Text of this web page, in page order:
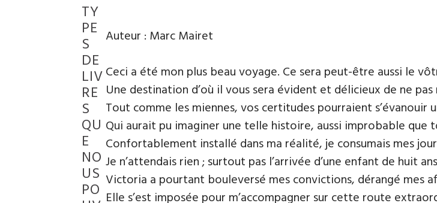
Auteur : Marc Mairet
Ceci a été mon plus beau voyage. Ce sera peut-être aussi le
Une destination d’où il vous sera évident et délicieux de ne
Tout comme les miennes, vos certitudes pourraient
Qui aurait pu imaginer une telle histoire, aussi improbable que
Confortablement installé dans ma réalité, je consumais mes
Je n’attendais rien ; surtout pas l’arrivée d’une enfant de huit
Victoria a pourtant bouleversé mes convictions, dérangé mes
Elle s’est imposée pour m’accompagner sur cette route
TY
PE
S
DE
LIV
RE
S
QU
E
NO
US
PO